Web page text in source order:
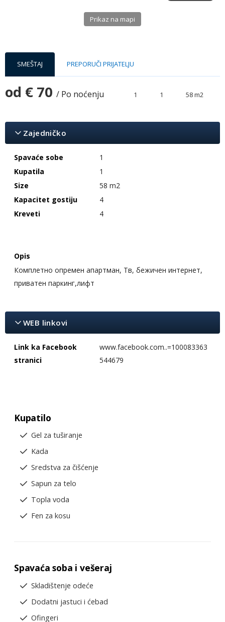
Prikaz na mapi
SMEŠTAJ PREPORUČI PRIJATELJU
od € 70 / Po noćenju 1 1 58 m2
Zajedničko
Spavaće sobe
1
Kupatila
1
Size
58 m2
Kapacitet gostiju
4
Kreveti
4
Opis
Комплетно опремен апартман, Тв, бежичен интернет,
приватен паркинг,лифт
WEB linkovi
Link ka Facebook
stranici
www.facebook.com..=100083363
544679
Kupatilo
Gel za tuširanje
Kada
Sredstva za čišćenje
Sapun za telo
Topla voda
Fen za kosu
Spavaća soba i vešeraj
Skladištenje odeće
Dodatni jastuci i ćebad
Ofingeri